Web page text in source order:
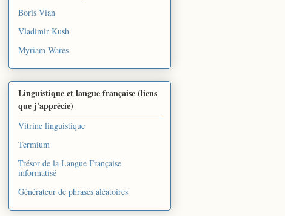
Boris Vian
Vladimir Kush
Myriam Wares
Linguistique et langue française (liens
que j'apprécie)
Vitrine linguistique
Termium
Trésor de la Langue Française
informatisé
Générateur de phrases aléatoires